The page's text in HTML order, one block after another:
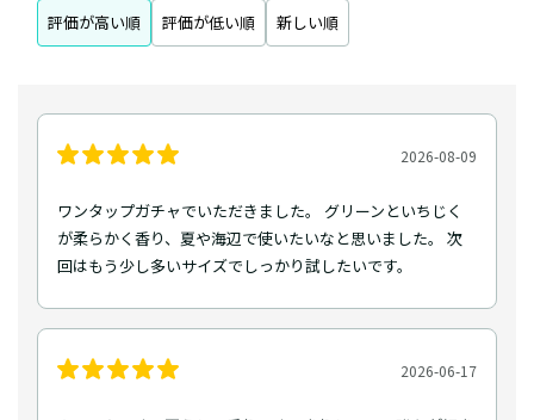
評価が高い順 評価が低い順 新しい順
2026-08-09
ワンタップガチャでいただきました。 グリーンといちじく
が柔らかく香り、夏や海辺で使いたいなと思いました。 次
回はもう少し多いサイズでしっかり試したいです。
2026-06-17